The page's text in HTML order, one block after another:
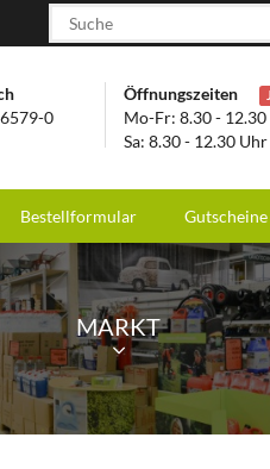
0
Öffnungszeiten
Mo-Fr: 8.30 -
Sa: 8.30 - 12.30 Uhr
Bestellformular Gutscheine
MARKT